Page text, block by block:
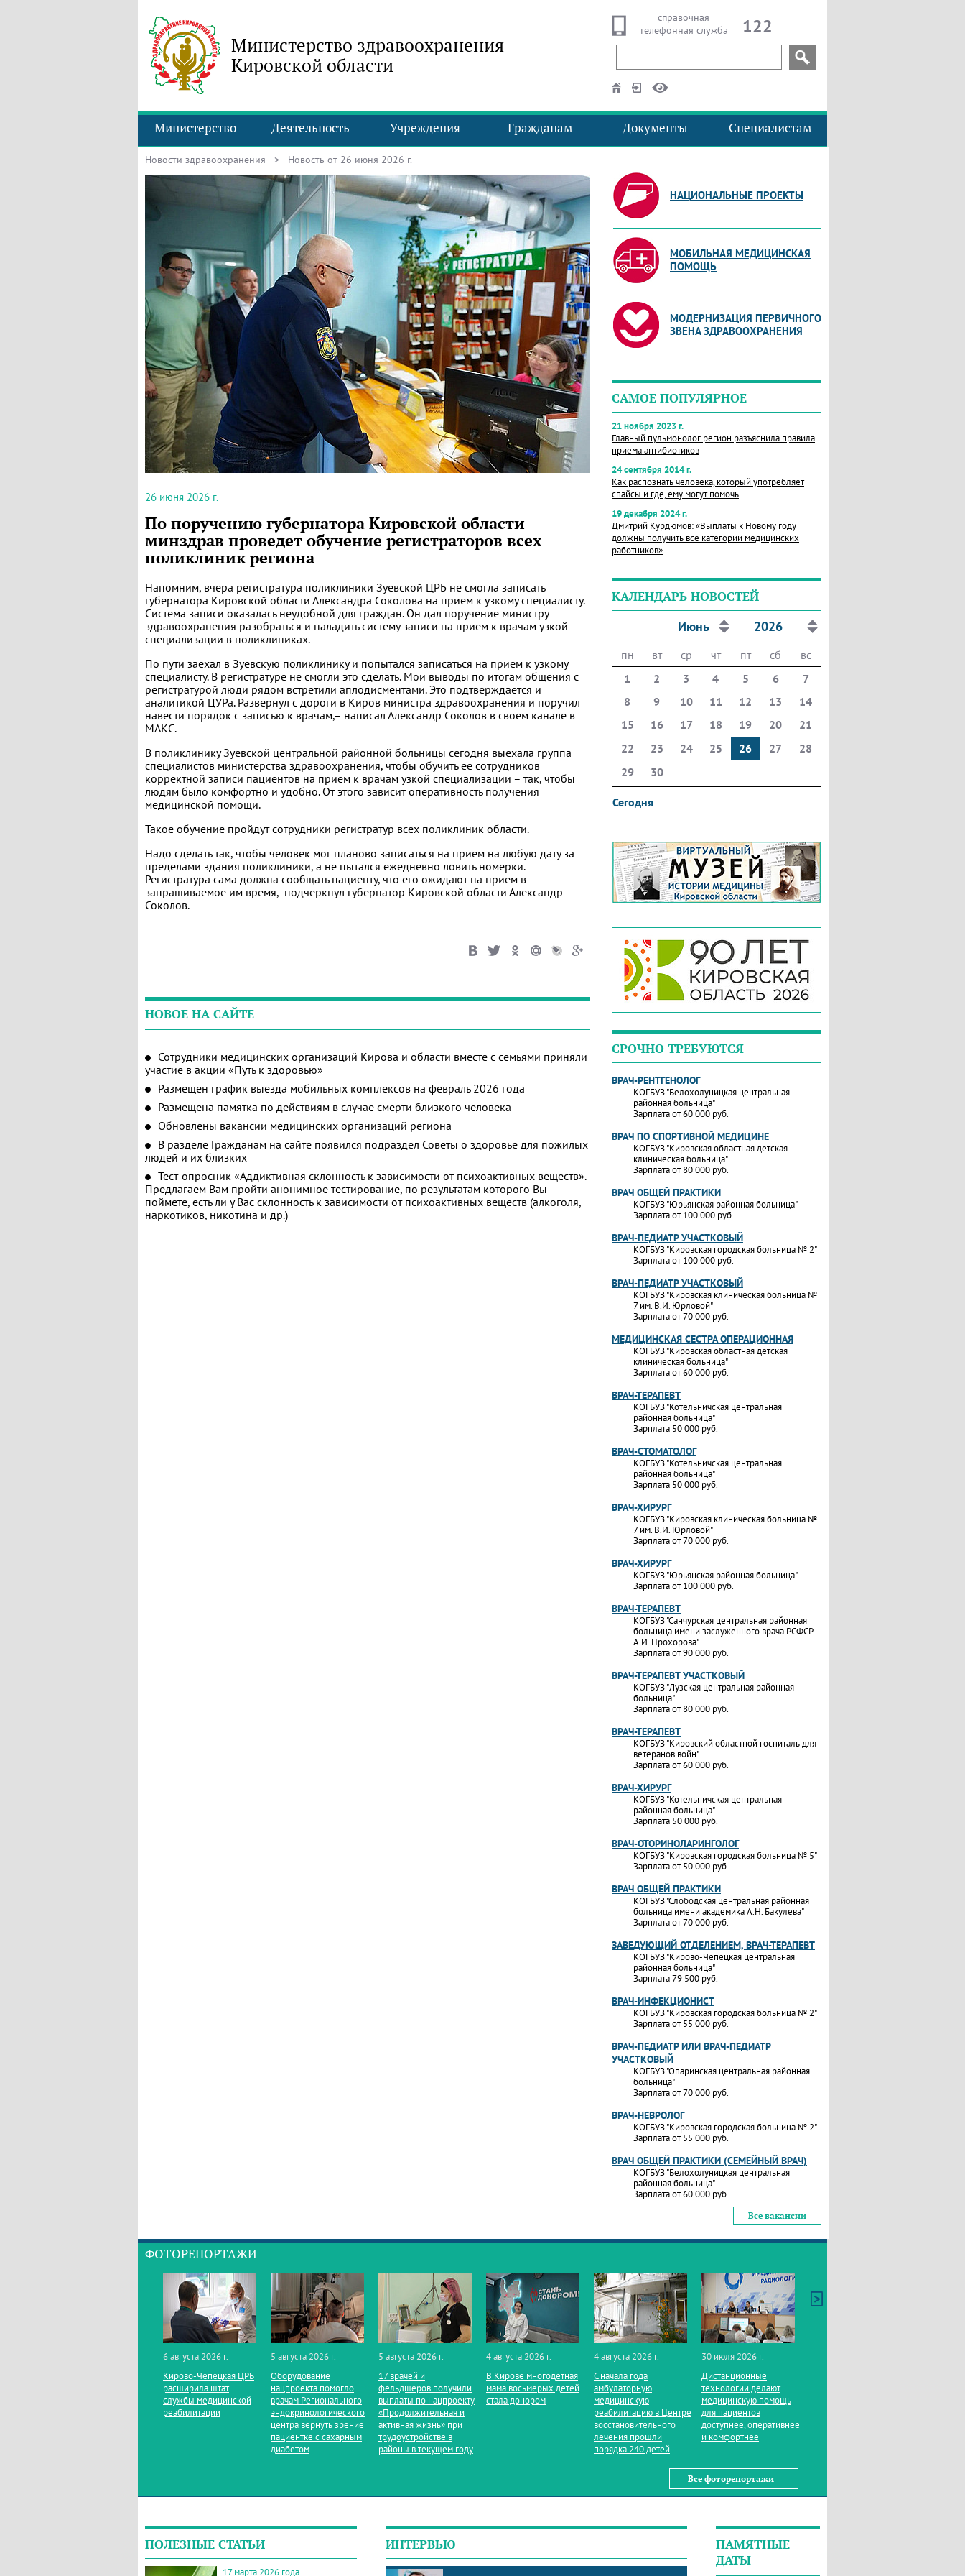
Министерство здравоохранения
Кировской области
справочная
телефонная служба
122
Министерство Деятельность Учреждения Гражданам Документы Специалистам
Новости здравоохранения > Новость от 26 июня 2026 г.
26 июня 2026 г.
По поручению губернатора Кировской области
минздрав проведет обучение регистраторов всех
поликлиник региона
Напомним, вчера регистратура поликлиники Зуевской ЦРБ не смогла записать
губернатора Кировской области Александра Соколова на прием к узкому специалисту.
Система записи оказалась неудобной для граждан. Он дал поручение министру
здравоохранения разобраться и наладить систему записи на прием к врачам узкой
специализации в поликлиниках.
По пути заехал в Зуевскую поликлинику и попытался записаться на прием к узкому
специалисту. В регистратуре не смогли это сделать. Мои выводы по итогам общения с
регистратурой люди рядом встретили аплодисментами. Это подтверждается и
аналитикой ЦУРа. Развернул с дороги в Киров министра здравоохранения и поручил
навести порядок с записью к врачам,– написал Александр Соколов в своем канале в
МАКС.
В поликлинику Зуевской центральной районной больницы сегодня выехала группа
специалистов министерства здравоохранения, чтобы обучить ее сотрудников
корректной записи пациентов на прием к врачам узкой специализации – так, чтобы
людям было комфортно и удобно. От этого зависит оперативность получения
медицинской помощи.
Такое обучение пройдут сотрудники регистратур всех поликлиник области.
Надо сделать так, чтобы человек мог планово записаться на прием на любую дату за
пределами здания поликлиники, а не пытался ежедневно ловить номерки.
Регистратура сама должна сообщать пациенту, что его ожидают на прием в
запрашиваемое им время,- подчеркнул губернатор Кировской области Александр
Соколов.
НОВОЕ НА САЙТЕ
Сотрудники медицинских организаций Кирова и области вместе с семьями приняли
участие в акции «Путь к здоровью»
Размещён график выезда мобильных комплексов на февраль 2026 года
Размещена памятка по действиям в случае смерти близкого человека
Обновлены вакансии медицинских организаций региона
В разделе Гражданам на сайте появился подраздел Советы о здоровье для пожилых
людей и их близких
Тест-опросник «Аддиктивная склонность к зависимости от психоактивных веществ».
Предлагаем Вам пройти анонимное тестирование, по результатам которого Вы
поймете, есть ли у Вас склонность к зависимости от психоактивных веществ (алкоголя,
наркотиков, никотина и др.)
НАЦИОНАЛЬНЫЕ ПРОЕКТЫ
МОБИЛЬНАЯ МЕДИЦИНСКАЯ
ПОМОЩЬ
МОДЕРНИЗАЦИЯ ПЕРВИЧНОГО
ЗВЕНА ЗДРАВООХРАНЕНИЯ
САМОЕ ПОПУЛЯРНОЕ
21 ноября 2023 г.
Главный пульмонолог регион разъяснила правила
приема антибиотиков
24 сентября 2014 г.
Как распознать человека, который употребляет
спайсы и где, ему могут помочь
19 декабря 2024 г.
Дмитрий Курдюмов: «Выплаты к Новому году
должны получить все категории медицинских
работников»
КАЛЕНДАРЬ НОВОСТЕЙ
Июнь 2026
пн вт ср чт пт сб
вс
1
2 3 4 5 6
7
8
9 10 11 12 13
14
15
16 17 18 19 20
21
22
23 24 25 26 27
28
29
30
Сегодня
СРОЧНО ТРЕБУЮТСЯ
ВРАЧ-РЕНТГЕНОЛОГ
КОГБУЗ "Белохолуницкая центральная
районная больница"
Зарплата от 60 000 руб.
ВРАЧ ПО СПОРТИВНОЙ МЕДИЦИНЕ
КОГБУЗ "Кировская областная детская
клиническая больница"
Зарплата от 80 000 руб.
ВРАЧ ОБЩЕЙ ПРАКТИКИ
КОГБУЗ "Юрьянская районная больница"
Зарплата от 100 000 руб.
ВРАЧ-ПЕДИАТР УЧАСТКОВЫЙ
КОГБУЗ "Кировская городская больница № 2"
Зарплата от 100 000 руб.
ВРАЧ-ПЕДИАТР УЧАСТКОВЫЙ
КОГБУЗ "Кировская клиническая больница №
7 им. В.И. Юрловой"
Зарплата от 70 000 руб.
МЕДИЦИНСКАЯ СЕСТРА ОПЕРАЦИОННАЯ
КОГБУЗ "Кировская областная детская
клиническая больница"
Зарплата от 60 000 руб.
ВРАЧ-ТЕРАПЕВТ
КОГБУЗ "Котельничская центральная
районная больница"
Зарплата 50 000 руб.
ВРАЧ-СТОМАТОЛОГ
КОГБУЗ "Котельничская центральная
районная больница"
Зарплата 50 000 руб.
ВРАЧ-ХИРУРГ
КОГБУЗ "Кировская клиническая больница №
7 им. В.И. Юрловой"
Зарплата от 70 000 руб.
ВРАЧ-ХИРУРГ
КОГБУЗ "Юрьянская районная больница"
Зарплата от 100 000 руб.
ВРАЧ-ТЕРАПЕВТ
КОГБУЗ "Санчурская центральная районная
больница имени заслуженного врача РСФСР
А.И. Прохорова"
Зарплата от 90 000 руб.
ВРАЧ-ТЕРАПЕВТ УЧАСТКОВЫЙ
КОГБУЗ "Лузская центральная районная
больница"
Зарплата от 80 000 руб.
ВРАЧ-ТЕРАПЕВТ
КОГБУЗ "Кировский областной госпиталь для
ветеранов войн"
Зарплата от 60 000 руб.
ВРАЧ-ХИРУРГ
КОГБУЗ "Котельничская центральная
районная больница"
Зарплата 50 000 руб.
ВРАЧ-ОТОРИНОЛАРИНГОЛОГ
КОГБУЗ "Кировская городская больница № 5"
Зарплата от 50 000 руб.
ВРАЧ ОБЩЕЙ ПРАКТИКИ
КОГБУЗ "Слободская центральная районная
больница имени академика А.Н. Бакулева"
Зарплата от 70 000 руб.
ЗАВЕДУЮЩИЙ ОТДЕЛЕНИЕМ, ВРАЧ-ТЕРАПЕВТ
КОГБУЗ "Кирово-Чепецкая центральная
районная больница"
Зарплата 79 500 руб.
ВРАЧ-ИНФЕКЦИОНИСТ
КОГБУЗ "Кировская городская больница № 2"
Зарплата от 55 000 руб.
ВРАЧ-ПЕДИАТР ИЛИ ВРАЧ-ПЕДИАТР
УЧАСТКОВЫЙ
КОГБУЗ "Опаринская центральная районная
больница"
Зарплата от 70 000 руб.
ВРАЧ-НЕВРОЛОГ
КОГБУЗ "Кировская городская больница № 2"
Зарплата от 55 000 руб.
ВРАЧ ОБЩЕЙ ПРАКТИКИ (СЕМЕЙНЫЙ ВРАЧ)
КОГБУЗ "Белохолуницкая центральная
районная больница"
Зарплата от 60 000 руб.
Все вакансии
ФОТОРЕПОРТАЖИ
6 августа 2026 г.
Кирово‑Чепецкая ЦРБ
расширила штат
службы медицинской
реабилитации
5 августа 2026 г.
Оборудование
нацпроекта помогло
врачам Регионального
эндокринологического
центра вернуть зрение
пациентке с сахарным
диабетом
5 августа 2026 г.
17 врачей и
фельдшеров получили
выплаты по нацпроекту
«Продолжительная и
активная жизнь» при
трудоустройстве в
районы в текущем году
4 августа 2026 г.
В Кирове многодетная
мама восьмерых детей
стала донором
4 августа 2026 г.
С начала года
амбулаторную
медицинскую
реабилитацию в Центре
восстановительного
лечения прошли
порядка 240 детей
30 июля 2026 г.
Дистанционные
технологии делают
медицинскую помощь
для пациентов
доступнее, оперативнее
и комфортнее
Все фоторепортажи
ПОЛЕЗНЫЕ СТАТЬИ
17 марта 2026 года
ИНТЕРВЬЮ
ПАМЯТНЫЕ
ДАТЫ